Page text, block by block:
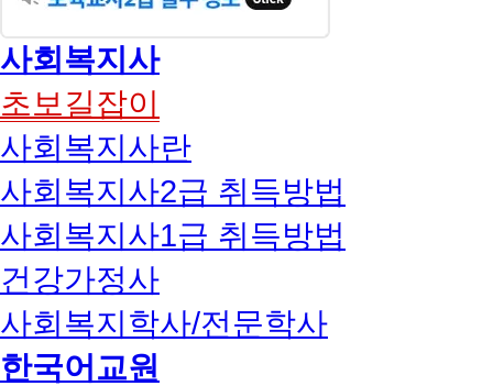
사회복지사
초보길잡이
사회복지사란
사회복지사2급 취득방법
사회복지사1급 취득방법
건강가정사
사회복지학사/전문학사
한국어교원